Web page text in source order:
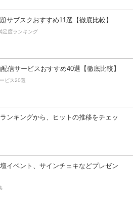
サブスクおすすめ11選【徹底比較】
足度ランキング
信サービスおすすめ40選【徹底比較】
ビス20選
ンキングから、ヒットの推移をチェッ
イベント、サインチェキなどプレゼン